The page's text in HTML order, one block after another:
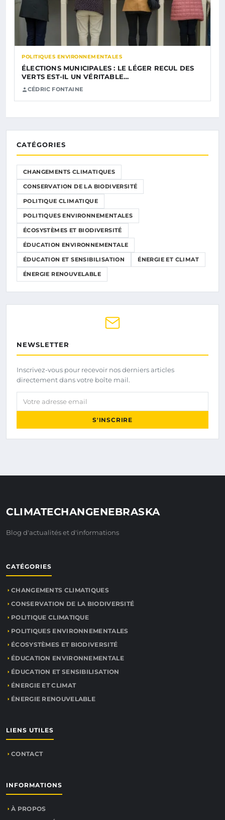
POLITIQUES ENVIRONNEMENTALES
ÉLECTIONS MUNICIPALES : LE LÉGER RECUL DES
VERTS EST-IL UN VÉRITABLE…
CÉDRIC FONTAINE
CATÉGORIES
CHANGEMENTS CLIMATIQUES
CONSERVATION DE LA BIODIVERSITÉ
POLITIQUE CLIMATIQUE
POLITIQUES ENVIRONNEMENTALES
ÉCOSYSTÈMES ET BIODIVERSITÉ
ÉDUCATION ENVIRONNEMENTALE
ÉDUCATION ET SENSIBILISATION ÉNERGIE ET CLIMAT
ÉNERGIE RENOUVELABLE
NEWSLETTER
Inscrivez-vous pour recevoir nos derniers articles
directement dans votre boîte mail.
Votre adresse email
S'INSCRIRE
CLIMATECHANGENEBRASKA
Blog d'actualités et d'informations
CATÉGORIES
CHANGEMENTS CLIMATIQUES
CONSERVATION DE LA BIODIVERSITÉ
POLITIQUE CLIMATIQUE
POLITIQUES ENVIRONNEMENTALES
ÉCOSYSTÈMES ET BIODIVERSITÉ
ÉDUCATION ENVIRONNEMENTALE
ÉDUCATION ET SENSIBILISATION
ÉNERGIE ET CLIMAT
ÉNERGIE RENOUVELABLE
LIENS UTILES
CONTACT
INFORMATIONS
À PROPOS